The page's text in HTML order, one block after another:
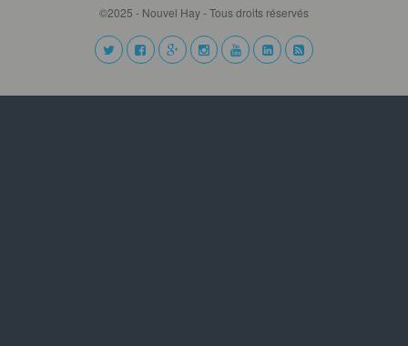
©2025 - Nouvel Hay - Tous droits réservés